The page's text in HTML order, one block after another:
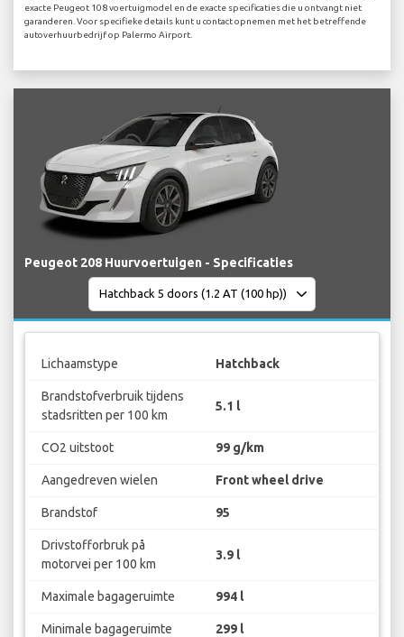
exacte Peugeot 108 voertuigmodel en de exacte specificaties die u ontvangt niet
garanderen. Voor specifieke details kunt u contact opnemen met het betreffende
autoverhuurbedrijf op Palermo Airport.
Peugeot 208 Huurvoertuigen - Specificaties
Lichaamstype Hatchback
Brandstofverbruik tijdens
stadsritten per 100 km
5.1 l
CO2 uitstoot 99 g/km
Aangedreven wielen Front wheel drive
Brandstof 95
Drivstofforbruk på
motorvei per 100 km
3.9 l
Maximale bagageruimte 994 l
Minimale bagageruimte 299 l